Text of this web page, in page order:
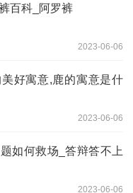
百科_阿罗裤
2023-06-06
好寓意,鹿的寓意是什
2023-06-06
如何救场_答辩答不上
2023-06-06